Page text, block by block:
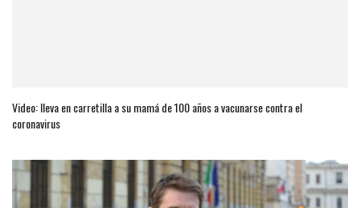
Video: lleva en carretilla a su mamá de 100 años a vacunarse contra el
coronavirus